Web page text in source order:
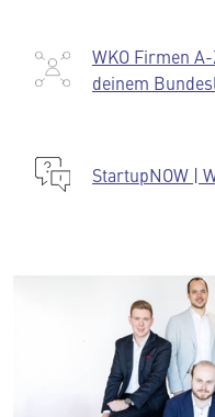
WKO Firmen
deinem
StartupNOW |